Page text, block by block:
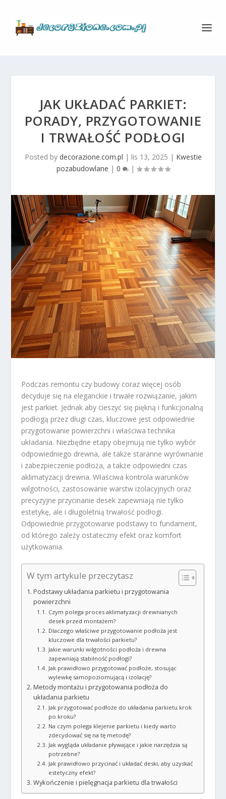
JAK UKŁADAĆ PARKIET:
PORADY, PRZYGOTOWANIE
I TRWAŁOŚĆ PODŁOGI
Posted by decorazione.com.pl | lis 13, 2025 | Kwestie
pozabudowlane | 0 |
Podczas remontu czy budowy coraz więcej osób
decyduje się na eleganckie i trwałe rozwiązanie, jakim
jest parkiet. Jednak aby cieszyć się piękną i funkcjonalną
podłogą przez długi czas, kluczowe jest odpowiednie
przygotowanie powierzchni i właściwa technika
układania. Niezbędne etapy obejmują nie tylko wybór
odpowiedniego drewna, ale także staranne wyrównanie
i zabezpieczenie podłoża, a także odpowiedni czas
aklimatyzacji drewna. Właściwa kontrola warunków
wilgotności, zastosowanie warstw izolacyjnych oraz
precyzyjne przycinanie desek zapewniają nie tylko
estetykę, ale i długoletnią trwałość podłogi.
Odpowiednie przygotowanie podstawy to fundament,
od którego zależy ostateczny efekt oraz komfort
użytkowania.
W tym artykule przeczytasz
Podstawy układania parkietu i przygotowania
powierzchni
Czym polega proces aklimatyzacji drewnianych
desek przed montażem?
Dlaczego właściwe przygotowanie podłoża jest
kluczowe dla trwałości parkietu?
Jakie warunki wilgotności podłoża i drewna
zapewniają stabilność podłogi?
Jak prawidłowo przygotować podłoże, stosując
wylewkę samopoziomującą i izolację?
Metody montażu i przygotowania podłoża do
układania parkietu
Jak przygotować podłoże do układania parkietu krok
po kroku?
Na czym polega klejenie parkietu i kiedy warto
zdecydować się na tę metodę?
Jak wygląda układanie pływające i jakie narzędzia są
potrzebne?
Jak prawidłowo przycinać i układać deski, aby uzyskać
estetyczny efekt?
Wykończenie i pielęgnacja parkietu dla trwałości